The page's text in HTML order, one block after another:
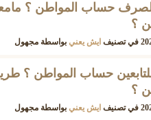
حساب المواطن ؟
؟
في تصنيف ايش يعني بواسطة مجهول
للتابعين حساب المواطن ؟
؟
في تصنيف ايش يعني بواسطة مجهول